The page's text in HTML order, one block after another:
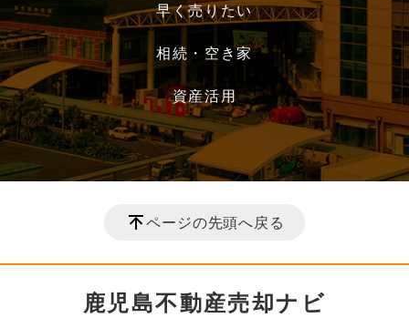
早く売りたい
相続・空き家
資産活用
ページの先頭へ戻る
鹿児島不動産売却ナビ